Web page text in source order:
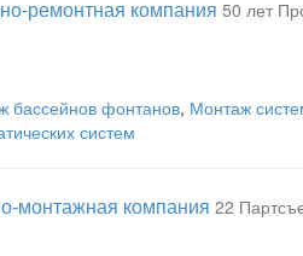
ремонтная компания 50 лет
бассейнов фонтанов, Монтаж
систем
монтажная компания 22